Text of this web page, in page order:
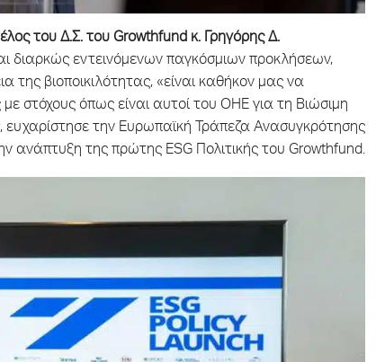
του Δ.Σ. του Growthfund κ. Γρηγόρης Δ.
διαρκώς εντεινόμενων παγκόσμιων προκλήσεων,
της βιοποικιλότητας, «είναι καθήκον μας να
με στόχους όπως είναι αυτοί του ΟΗΕ για τη Βιώσιμη
ευχαρίστησε την Ευρωπαϊκή Τράπεζα Ανασυγκρότησης
ανάπτυξη της πρώτης ESG Πολιτικής του Growthfund.